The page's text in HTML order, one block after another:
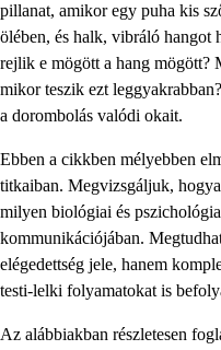
pillanat, amikor egy puha kis
ölében, és halk, vibráló hangot
rejlik e mögött a hang mögött?
mikor teszik ezt
a dorombolás valódi okait.
Ebben a cikkben mélyebben
titkaiban. Megvizsgáljuk,
milyen biológiai és
kommunikációjában.
elégedettség jele, hanem
testi-lelki folyamatokat is
Az alábbiakban részletesen